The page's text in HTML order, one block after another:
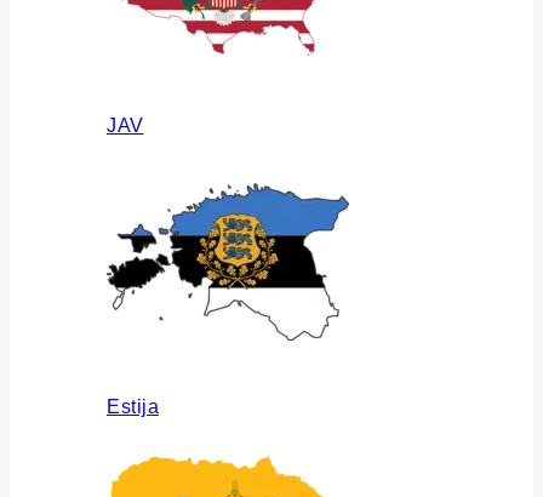
JAV
Estija